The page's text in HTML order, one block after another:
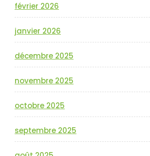
février 2026
janvier 2026
décembre 2025
novembre 2025
octobre 2025
septembre 2025